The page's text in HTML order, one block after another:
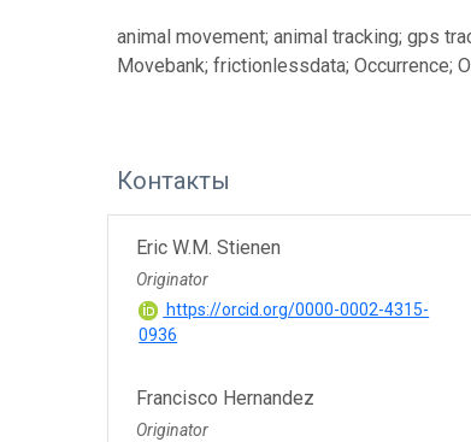
animal movement; animal tracking; gps
Movebank; frictionlessdata; Occurrence;
Контакты
Eric W.M. Stienen
Originator
https://orcid.org/0000-0002-4315-
0936
Francisco Hernandez
Originator